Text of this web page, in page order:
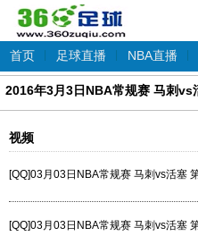
首页 足球直播 NBA直播
2016年3月3日NBA常规赛 马刺vs
视频
[QQ]03月03日NBA常规赛 马刺vs活塞
[QQ]03月03日NBA常规赛 马刺vs活塞